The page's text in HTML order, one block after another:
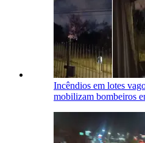
Incêndios em lotes
mobilizam bombeiros